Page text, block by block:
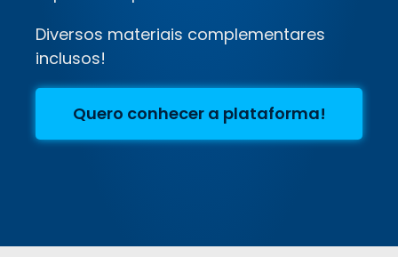
Diversos materiais complementares
inclusos!
Quero conhecer a plataforma!